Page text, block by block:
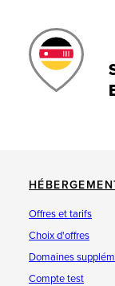
Offres et tarifs
Choix d'offres
Domaines
Compte test